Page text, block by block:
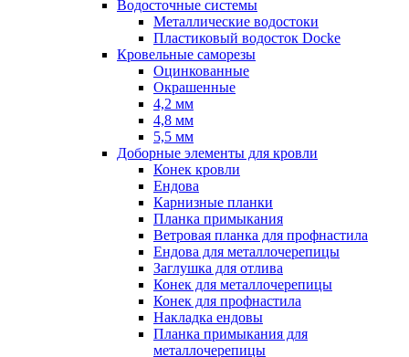
Водосточные системы
Металлические водостоки
Пластиковый водосток Docke
Кровельные саморезы
Оцинкованные
Окрашенные
4,2 мм
4,8 мм
5,5 мм
Доборные элементы для кровли
Конек кровли
Ендова
Карнизные планки
Планка примыкания
Ветровая планка для профнастила
Ендова для металлочерепицы
Заглушка для отлива
Конек для металлочерепицы
Конек для профнастила
Накладка ендовы
Планка примыкания для
металлочерепицы